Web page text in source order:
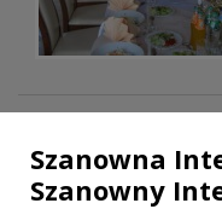
Szanowna
Szanowny